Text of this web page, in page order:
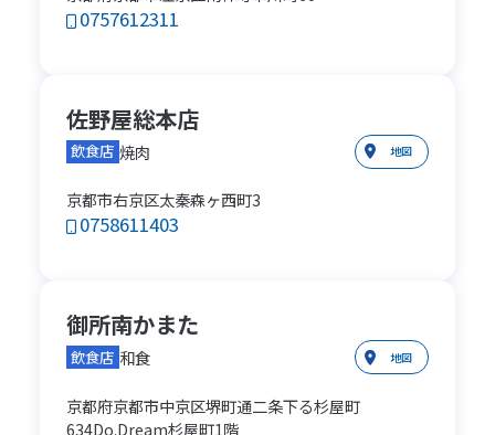
0757612311
佐野屋総本店
飲食店 焼肉 地図
京都市右京区太秦森ヶ西町3
0758611403
御所南かまた
飲食店 和食 地図
京都府京都市中京区堺町通二条下る杉屋町
634Do.Dream杉屋町1階